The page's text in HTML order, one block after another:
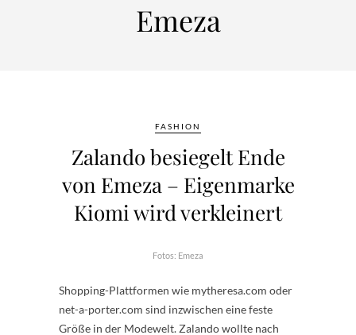
Emeza
FASHION
Zalando besiegelt Ende
von Emeza – Eigenmarke
Kiomi wird verkleinert
Fotos: Emeza
Shopping-Plattformen wie mytheresa.com oder
net-a-porter.com sind inzwischen eine feste
Größe in der Modewelt. Zalando wollte nach